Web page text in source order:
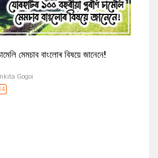
মেমচাব বাংলোৰ বিষয়ে জানেনে!
Gogoi